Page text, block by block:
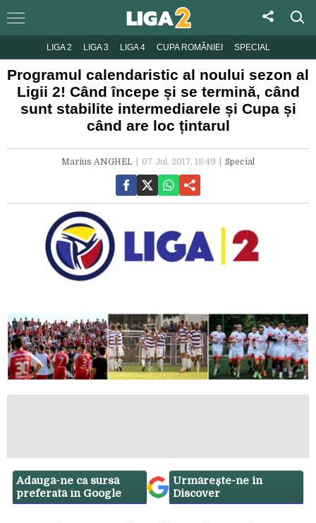
LIGA 2 LIGA 3 LIGA 4 CUPA ROMÂNIEI SPECIAL
Programul calendaristic al noului sezon al
Ligii 2! Când începe și se termină, când
sunt stabilite intermediarele și Cupa și
când are loc țintarul
Marius ANGHEL 07 Jul. 2017, 18:49 Special
Adaugă-ne ca sursă
preferată în Google
Urmărește-ne in
Discover